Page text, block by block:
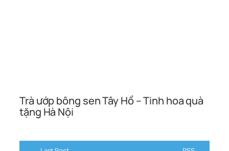
Trà ướp bông sen Tây Hồ – Tinh hoa quà
tặng Hà Nội